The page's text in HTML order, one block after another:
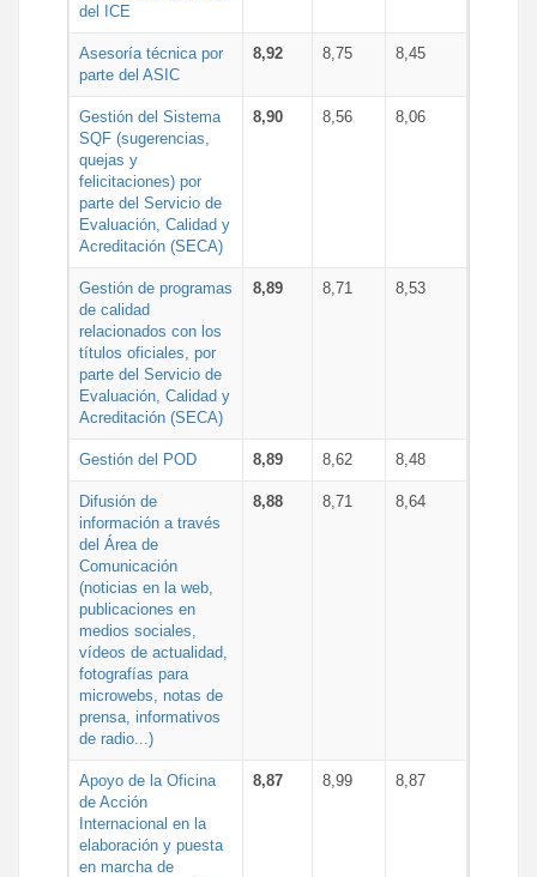
del ICE
Asesoría técnica por
parte del ASIC
8,92 8,75 8,45
Gestión del Sistema
SQF (sugerencias,
quejas y
felicitaciones) por
parte del Servicio de
Evaluación, Calidad y
Acreditación (SECA)
8,90 8,56 8,06
Gestión de programas
de calidad
relacionados con los
títulos oficiales, por
parte del Servicio de
Evaluación, Calidad y
Acreditación (SECA)
8,89 8,71 8,53
Gestión del POD 8,89 8,62 8,48
Difusión de
información a través
del Área de
Comunicación
(noticias en la web,
publicaciones en
medios sociales,
vídeos de actualidad,
fotografías para
microwebs, notas de
prensa, informativos
de radio...)
8,88 8,71 8,64
Apoyo de la Oficina
de Acción
Internacional en la
elaboración y puesta
en marcha de
8,87 8,99 8,87